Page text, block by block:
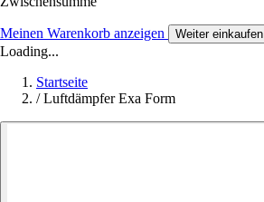
Meinen Warenkorb anzeigen Weiter einkaufen
Loading...
Startseite
/ Luftdämpfer Exa Form